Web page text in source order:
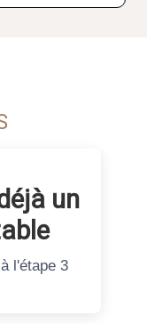
un
l'étape 3